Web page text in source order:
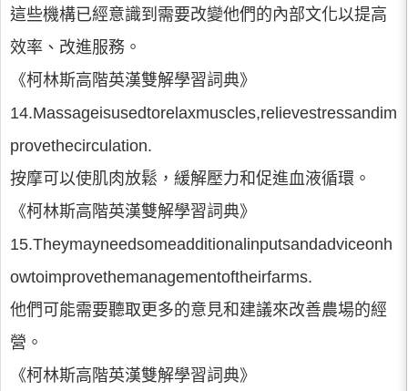
這些機構已經意識到需要改變他們的內部文化以提高
效率、改進服務。
《柯林斯高階英漢雙解學習詞典》
14.Massageisusedtorelaxmuscles,relievestressandim
provethecirculation.
按摩可以使肌肉放鬆，緩解壓力和促進血液循環。
《柯林斯高階英漢雙解學習詞典》
15.Theymayneedsomeadditionalinputsandadviceonh
owtoimprovethemanagementoftheirfarms.
他們可能需要聽取更多的意見和建議來改善農場的經
營。
《柯林斯高階英漢雙解學習詞典》